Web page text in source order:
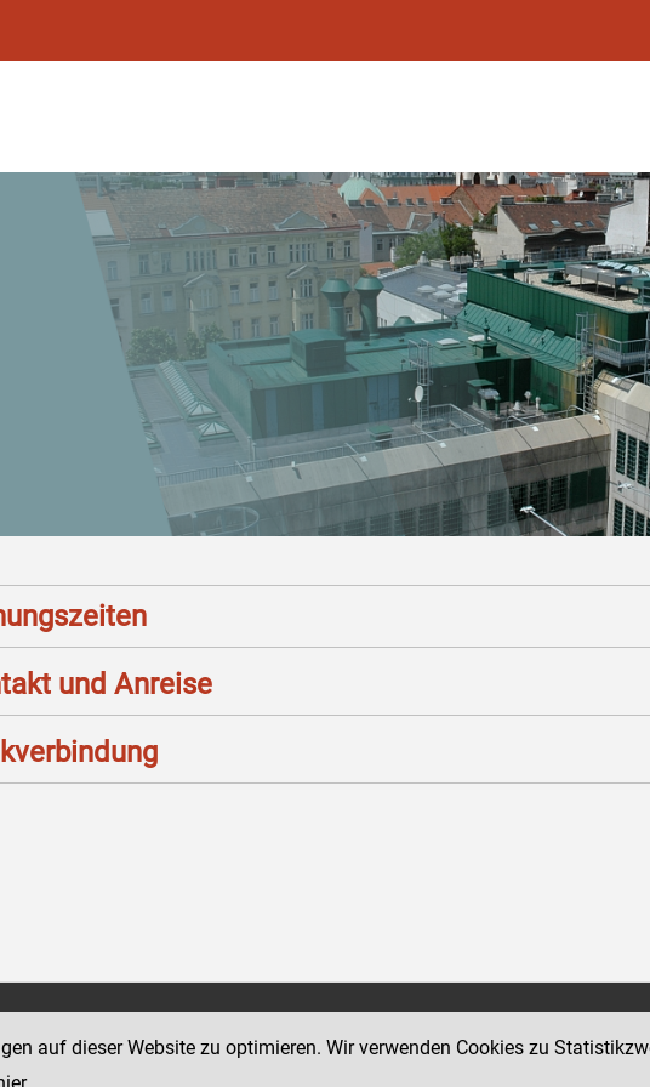
und Anreise
18-20
der Justiz und des BMJ
Impressum
auf dieser Website zu optimieren. Wir verwenden Cookies zu